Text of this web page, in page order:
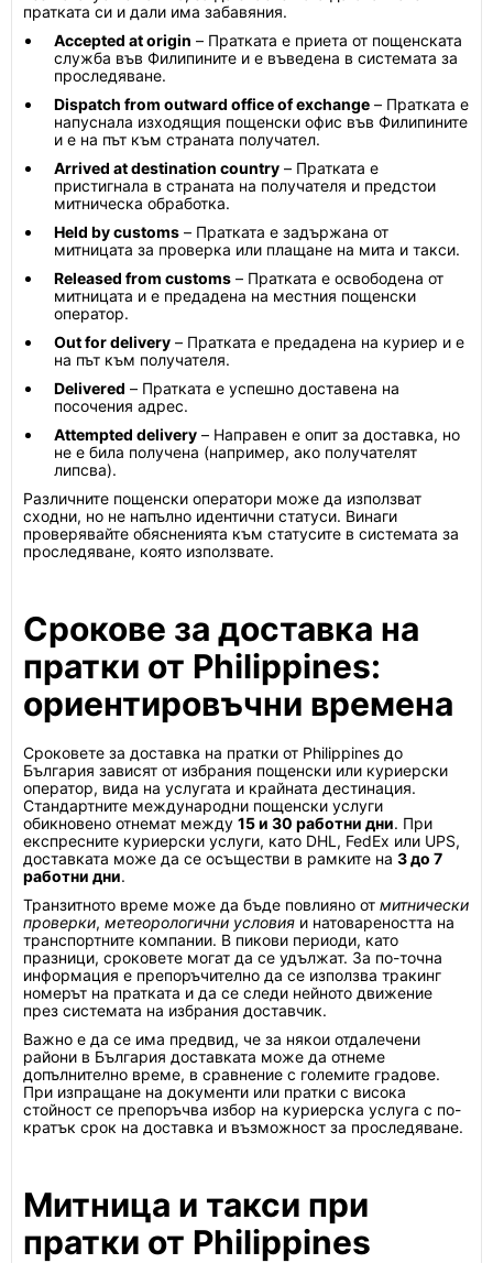
пратката си и дали има забавяния.
Accepted at origin – Пратката е приета от пощенската
служба във Филипините и е въведена в системата за
проследяване.
Dispatch from outward office of exchange – Пратката е
напуснала изходящия пощенски офис във Филипините
и е на път към страната получател.
Arrived at destination country – Пратката е
пристигнала в страната на получателя и предстои
митническа обработка.
Held by customs – Пратката е задържана от
митницата за проверка или плащане на мита и такси.
Released from customs – Пратката е освободена от
митницата и е предадена на местния пощенски
оператор.
Out for delivery – Пратката е предадена на куриер и е
на път към получателя.
Delivered – Пратката е успешно доставена на
посочения адрес.
Attempted delivery – Направен е опит за доставка, но
не е била получена (например, ако получателят
липсва).
Различните пощенски оператори може да използват
сходни, но не напълно идентични статуси. Винаги
проверявайте обясненията към статусите в системата за
проследяване, която използвате.
Срокове за доставка на
пратки от Philippines:
ориентировъчни времена
Сроковете за доставка на пратки от Philippines до
България зависят от избрания пощенски или куриерски
оператор, вида на услугата и крайната дестинация.
Стандартните международни пощенски услуги
обикновено отнемат между 15 и 30 работни дни. При
експресните куриерски услуги, като DHL, FedEx или UPS,
доставката може да се осъществи в рамките на 3 до 7
работни дни.
Транзитното време може да бъде повлияно от митнически
проверки, метеорологични условия и натовареността на
транспортните компании. В пикови периоди, като
празници, сроковете могат да се удължат. За по-точна
информация е препоръчително да се използва тракинг
номерът на пратката и да се следи нейното движение
през системата на избрания доставчик.
Важно е да се има предвид, че за някои отдалечени
райони в България доставката може да отнеме
допълнително време, в сравнение с големите градове.
При изпращане на документи или пратки с висока
стойност се препоръчва избор на куриерска услуга с по-
кратък срок на доставка и възможност за проследяване.
Митница и такси при
пратки от Philippines